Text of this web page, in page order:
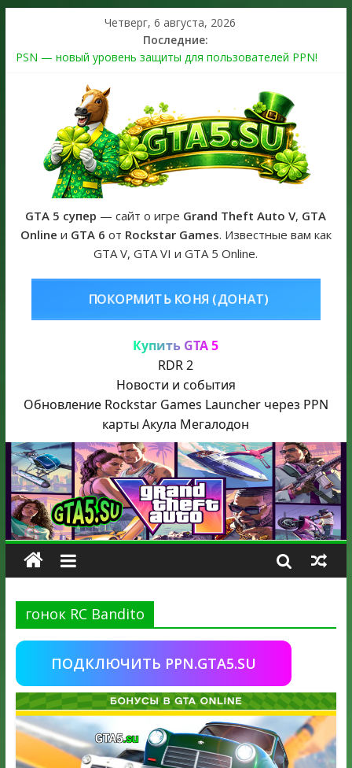
Четверг, 6 августа, 2026
Последние:
PSN — новый уровень защиты для пользователей PPN!
The Kortz Center Heist выйдет в GTA Online уже 14 июля
Регистрация в Rockstar Games Social Club ошибка #1.500.7:
как зарегистрировать аккаунт и войти без проблем в 2026
Получайте особые награды в GTA Online по программе
Fine Art Collector
GTA 6 официальная обложка игры и Предзаказ Grand Theft
Auto VI
GTA 5 супер — сайт о игре Grand Theft Auto V, GTA
Online и GTA 6 от Rockstar Games. Известные вам как
GTA V, GTA VI и GTA 5 Online.
КУПИТЬ GTA 5
Купить GTA 5
RDR 2
Новости и события
Обновление Rockstar Games Launcher через PPN
карты Акула Мегалодон
гонок RC Bandito
ПОДКЛЮЧИТЬ PPN.GTA5.SU